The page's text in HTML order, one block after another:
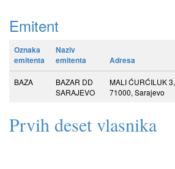
Emitent
Oznaka
emitenta
Naziv
emitenta
Adresa
BAZA
BAZAR DD
SARAJEVO
MALI ĆURĆILUK 3,
71000, Sarajevo
Prvih deset vlasnika